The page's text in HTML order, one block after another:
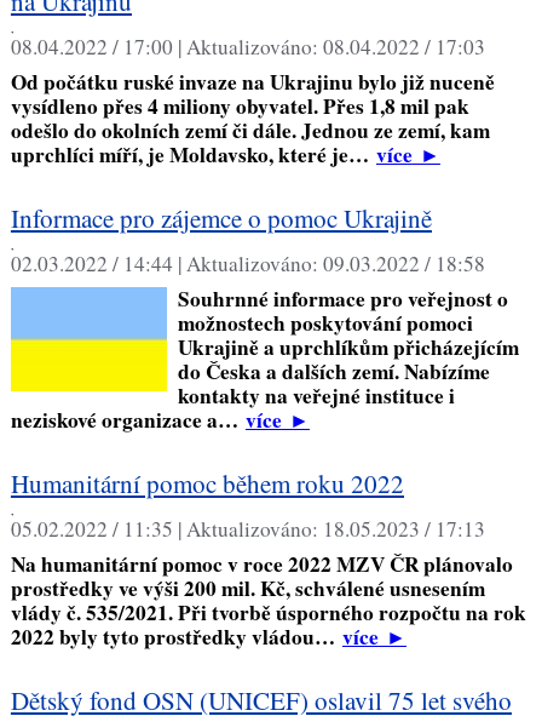
,
08.04.2022 / 17:00 |Aktualizováno: 08.04.2022 / 17:03
Od počátku ruské invaze na Ukrajinu bylo již nuceně
vysídleno přes 4 miliony obyvatel. Přes 1,8 mil pak
odešlo do okolních zemí či dále. Jednou ze zemí, kam
uprchlíci míří, je Moldavsko, které je… více►
Informace pro zájemce o pomoc Ukrajině
,
02.03.2022 / 14:44 |Aktualizováno: 09.03.2022 / 18:58
Souhrnné informace pro veřejnost o
možnostech poskytování pomoci
Ukrajině a uprchlíkům přicházejícím
do Česka a dalších zemí. Nabízíme
kontakty na veřejné instituce i
neziskové organizace a… více►
Humanitární pomoc během roku 2022
,
05.02.2022 / 11:35 |Aktualizováno: 18.05.2023 / 17:13
Na humanitární pomoc v roce 2022 MZV ČR plánovalo
prostředky ve výši 200 mil. Kč, schválené usnesením
vlády č. 535/2021. Při tvorbě úsporného rozpočtu na rok
2022 byly tyto prostředky vládou… více►
Dětský fond OSN (UNICEF) oslavil 75 let svého